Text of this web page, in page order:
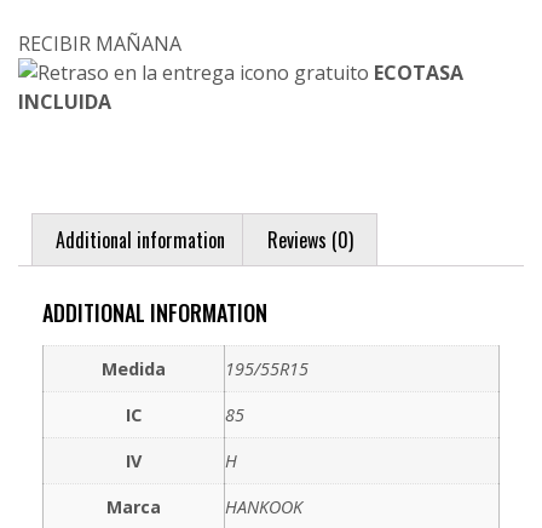
RECIBIR MAÑANA
ECOTASA
INCLUIDA
Additional information Reviews (0)
ADDITIONAL INFORMATION
Medida
195/55R15
IC
85
IV
H
Marca
HANKOOK